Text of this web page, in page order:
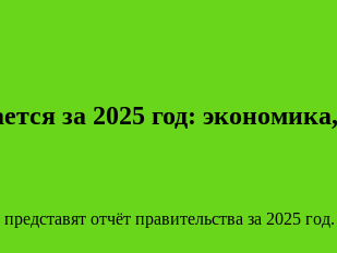
за 2025 год:
отчёт правительства за 2025